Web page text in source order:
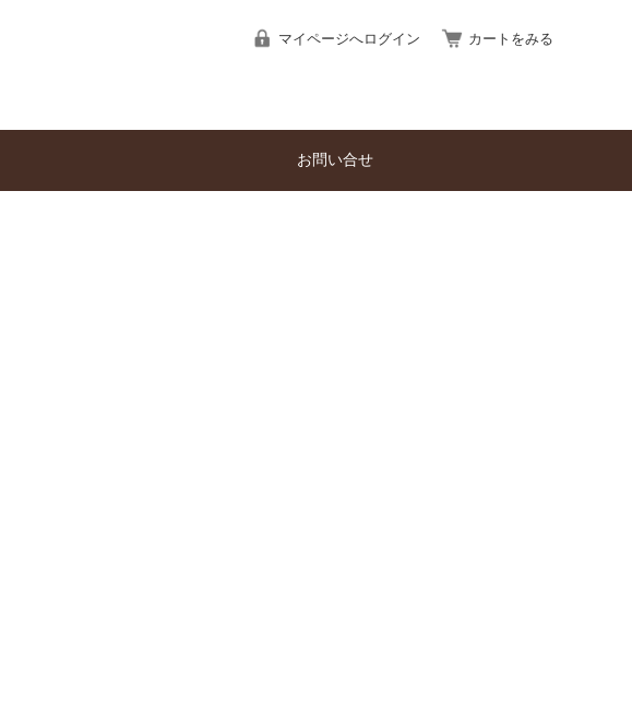
マイページへログイン カートをみる
お問い合せ